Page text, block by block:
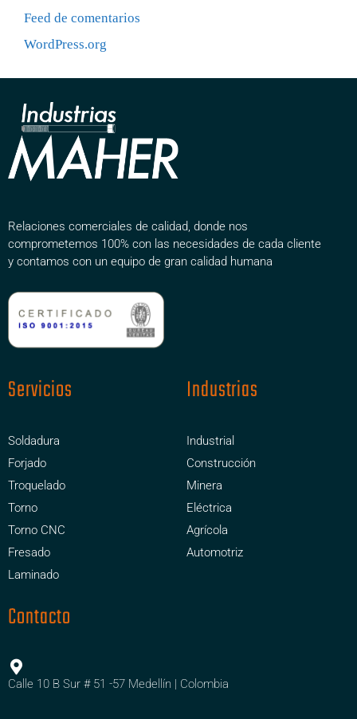
Feed de comentarios
WordPress.org
Relaciones comerciales de calidad, donde nos
comprometemos 100% con las necesidades de cada cliente
y contamos con un equipo de gran calidad humana
Servicios
Soldadura
Forjado
Troquelado
Torno
Torno CNC
Fresado
Laminado
Industrias
Industrial
Construcción
Minera
Eléctrica
Agrícola
Automotriz
Contacto
Calle 10 B Sur # 51 -57 Medellín | Colombia